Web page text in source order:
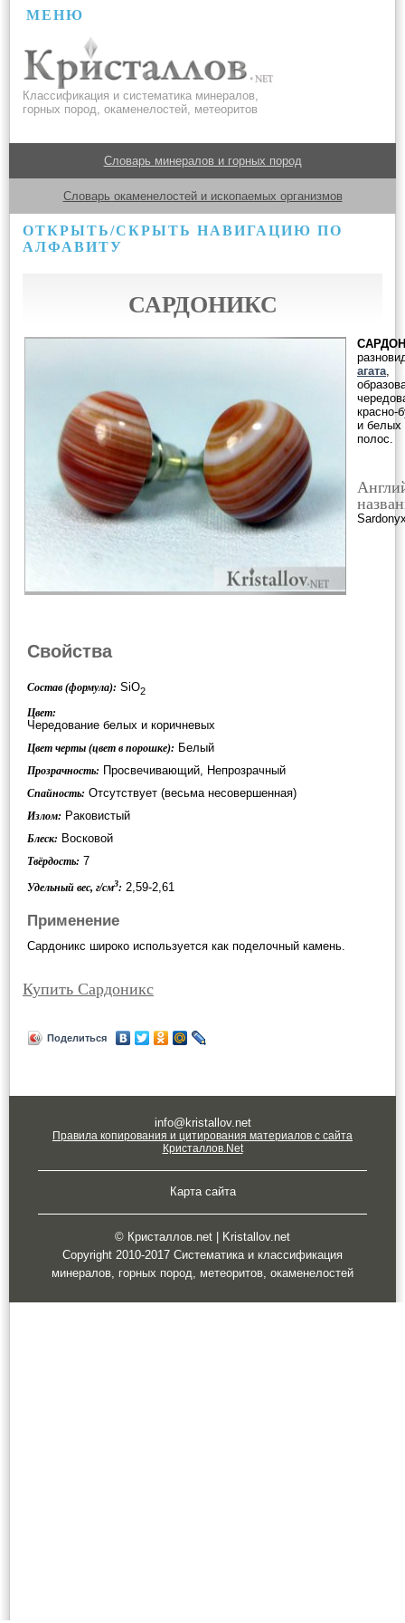
МЕНЮ
Классификация и систематика минералов,
горных пород, окаменелостей, метеоритов
Словарь минералов и горных пород
Словарь окаменелостей и ископаемых организмов
ОТКРЫТЬ/СКРЫТЬ НАВИГАЦИЮ ПО
АЛФАВИТУ
САРДОНИКС
агата,
красно-
и белых
полос.
Свойства
Состав (формула): SiO2
Цвет:
Чередование белых и коричневых
Цвет черты (цвет в порошке): Белый
Прозрачность: Просвечивающий, Непрозрачный
Спайность: Отсутствует (весьма несовершенная)
Излом: Раковистый
Блеск: Восковой
Твёрдость: 7
Удельный вес, г/см3: 2,59-2,61
Применение
Сардоникс широко используется как поделочный камень.
Купить Сардоникс
Поделиться
info@kristallov.net
Правила копирования и цитирования материалов с сайта
Кристаллов.Net
Карта сайта
© Кристаллов.net | Kristallov.net
Copyright 2010-2017 Систематика и классификация
минералов, горных пород, метеоритов, окаменелостей